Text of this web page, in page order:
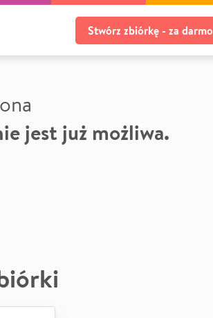
Stwórz zbiórkę - za darmo
jest już możliwa.